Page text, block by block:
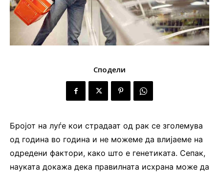
Сподели
Бројот на луѓе кои страдаат од рак се зголемува
од година во година и не можеме да влијаеме на
одредени фактори, како што е генетиката. Сепак,
науката докажа дека правилната исхрана може да